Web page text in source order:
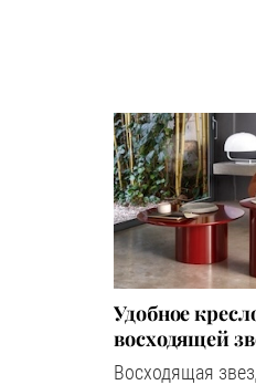
Удобное
восходящей
Восходящая